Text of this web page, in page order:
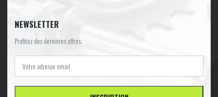
NEWSLETTER
Profitez des dernières offres.